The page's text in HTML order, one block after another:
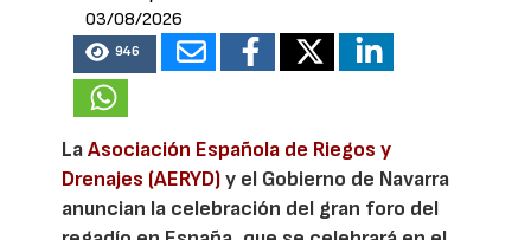
03/08/2026
946
LaAsociación Española de Riegos y
Drenajes (AERYD)y el Gobierno de Navarra
anuncian la celebración del gran foro del